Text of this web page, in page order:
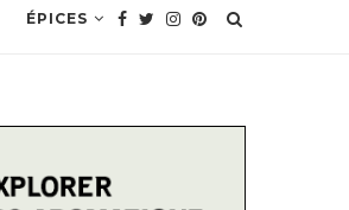
ÉPICES